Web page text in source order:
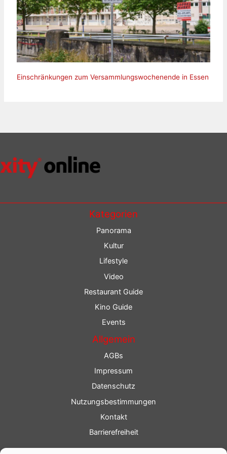
Einschränkungen zum Versammlungswochenende in Essen
Kategorien
Panorama
Kultur
Lifestyle
Video
Restaurant Guide
Kino Guide
Events
Allgemein
AGBs
Impressum
Datenschutz
Nutzungsbestimmungen
Kontakt
Barrierefreiheit